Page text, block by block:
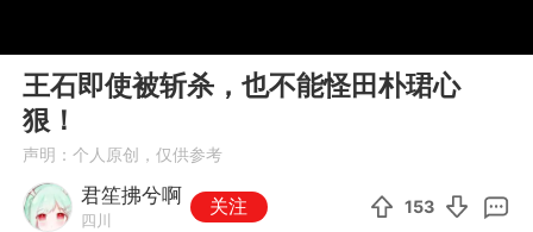
王石即使被斩杀，也不能怪田朴珺心
狠！
声明：个人原创，仅供参考
君笙拂兮啊
四川
关注 153